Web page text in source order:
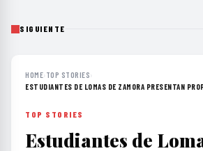
SIGUIENTE
HOME› TOP STORIES›
ESTUDIANTES DE LOMAS DE ZAMORA PRESENTAN
TOP STORIES
Estudiantes de